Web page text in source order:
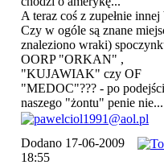
A teraz coś z zupełnie
Czy w ogóle są znane
znaleziono wraki)
OORP "ORKAN" ,
"KUJAWIAK" czy OF
"MEDOC"??? - po
naszego "żontu" penie
Dodano 17-06-2009
18:55